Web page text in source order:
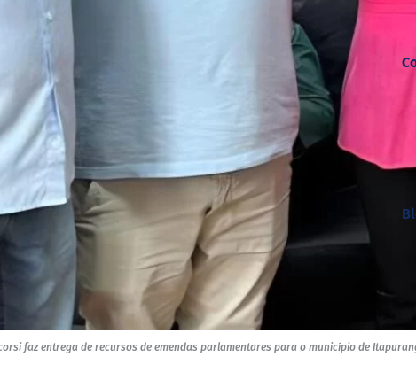
faz entrega de recursos de emendas parlamentares para o município de